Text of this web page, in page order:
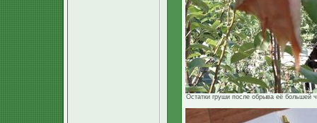
Остатки груши после обрыва её большей